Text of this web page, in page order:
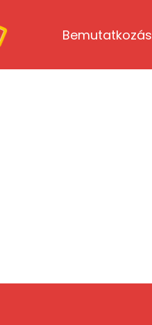
Bemutatkozás